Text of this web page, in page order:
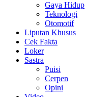
Gaya Hidup
Teknologi
Otomotif
Liputan Khusus
Cek Fakta
Loker
Sastra
Puisi
Cerpen
Opini